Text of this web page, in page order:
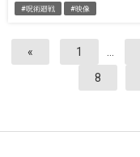
#呪術廻戦 #映像
« 1 …
8